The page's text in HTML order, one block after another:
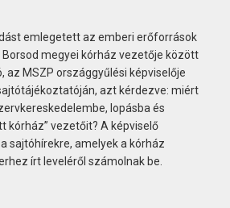
emlegetett az emberi erőforrások
megyei kórház vezetője között
az MSZP országgyűlési képviselője
azt kérdezve: miért
lopásba és
kórház” vezetőit? A képviselő
sajtóhírekre, amelyek a kórház
írt leveléről számolnak be.